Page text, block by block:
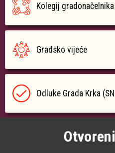
Kolegij gradonačelnika
Gradsko vijeće
Odluke Grada Krka